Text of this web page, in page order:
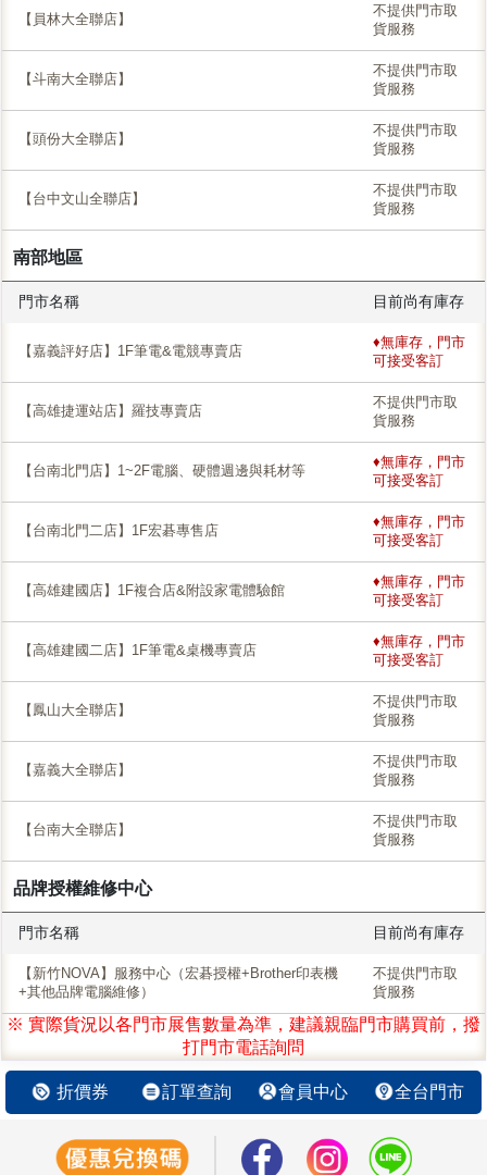
【員林大全聯店】
不提供門市取
貨服務
【斗南大全聯店】
不提供門市取
貨服務
【頭份大全聯店】
不提供門市取
貨服務
【台中文山全聯店】
不提供門市取
貨服務
南部地區
門市名稱 目前尚有庫存
【嘉義評好店】1F筆電&電競專賣店
♦無庫存，門市
可接受客訂
【高雄捷運站店】羅技專賣店
不提供門市取
貨服務
【台南北門店】1~2F電腦、硬體週邊與耗材等
♦無庫存，門市
可接受客訂
【台南北門二店】1F宏碁專售店
♦無庫存，門市
可接受客訂
【高雄建國店】1F複合店&附設家電體驗館
♦無庫存，門市
可接受客訂
【高雄建國二店】1F筆電&桌機專賣店
♦無庫存，門市
可接受客訂
【鳳山大全聯店】
不提供門市取
貨服務
【嘉義大全聯店】
不提供門市取
貨服務
【台南大全聯店】
不提供門市取
貨服務
品牌授權維修中心
門市名稱 目前尚有庫存
【新竹NOVA】服務中心（宏碁授權+Brother印表機
+其他品牌電腦維修）
不提供門市取
貨服務
※ 實際貨況以各門市展售數量為準，建議親臨門市購買前，撥
打門市電話詢問
折價券 訂單查詢 會員中心 全台門市